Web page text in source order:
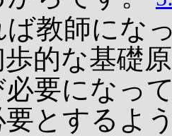
教師にな
的な基礎
要になっ
要とするよ